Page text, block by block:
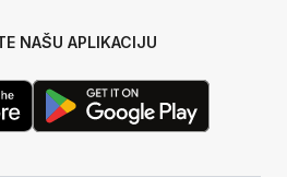
NAŠU APLIKACIJU